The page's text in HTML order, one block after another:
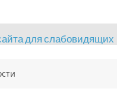
для слабовидящих